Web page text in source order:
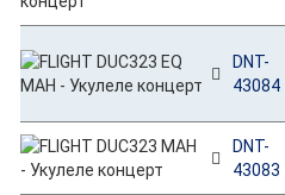
DNT-
43084
DNT-
43083